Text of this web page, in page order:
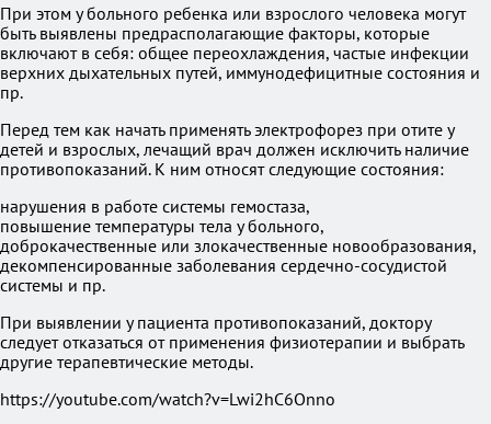
При этом у больного ребенка или взрослого человека могут
быть выявлены предрасполагающие факторы, которые
включают в себя: общее переохлаждения, частые инфекции
верхних дыхательных путей, иммунодефицитные состояния и
пр.
Перед тем как начать применять электрофорез при отите у
детей и взрослых, лечащий врач должен исключить наличие
противопоказаний. К ним относят следующие состояния:
нарушения в работе системы гемостаза,
повышение температуры тела у больного,
доброкачественные или злокачественные новообразования,
декомпенсированные заболевания сердечно-сосудистой
системы и пр.
При выявлении у пациента противопоказаний, доктору
следует отказаться от применения физиотерапии и выбрать
другие терапевтические методы.
https://youtube.com/watch?v=Lwi2hC6Onno